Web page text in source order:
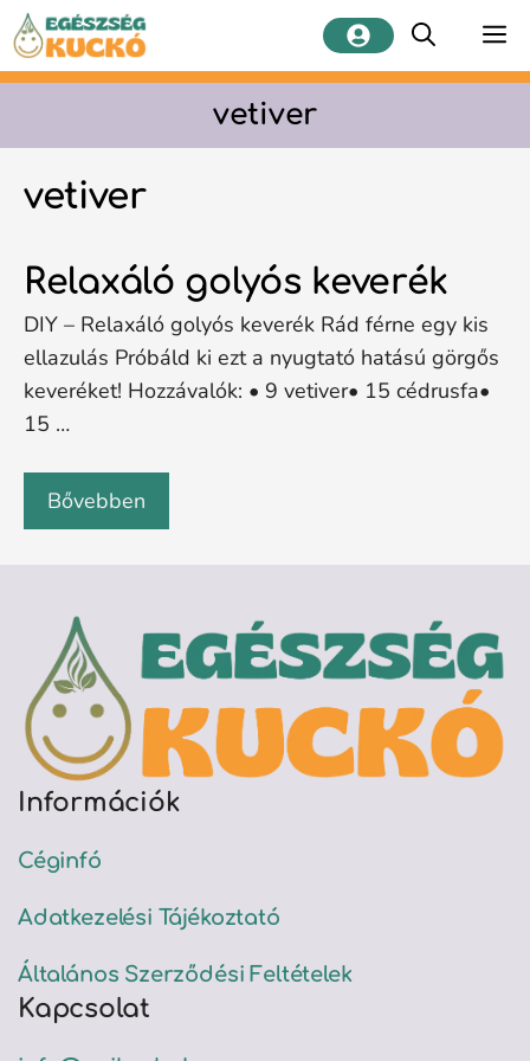
Kilépés
tartalomba
vetiver
vetiver
Relaxáló golyós keverék
DIY – Relaxáló golyós keverék Rád férne egy kis
ellazulás Próbáld ki ezt a nyugtató hatású görgős
keveréket! Hozzávalók: • 9 vetiver• 15 cédrusfa•
15 …
Bővebben
Információk
Céginfó
Adatkezelési Tájékoztató
Általános Szerződési Feltételek
Kapcsolat